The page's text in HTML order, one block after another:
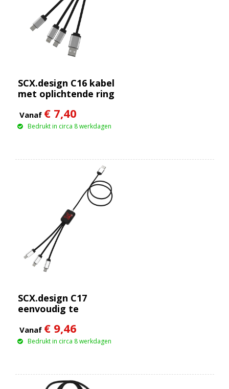
SCX.design C16 kabel
met oplichtende ring
Vanaf € 7,40
Bedrukt in circa 8 werkdagen
SCX.design C17
eenvoudig te
oplichtende kabel
Vanaf € 9,46
Bedrukt in circa 8 werkdagen